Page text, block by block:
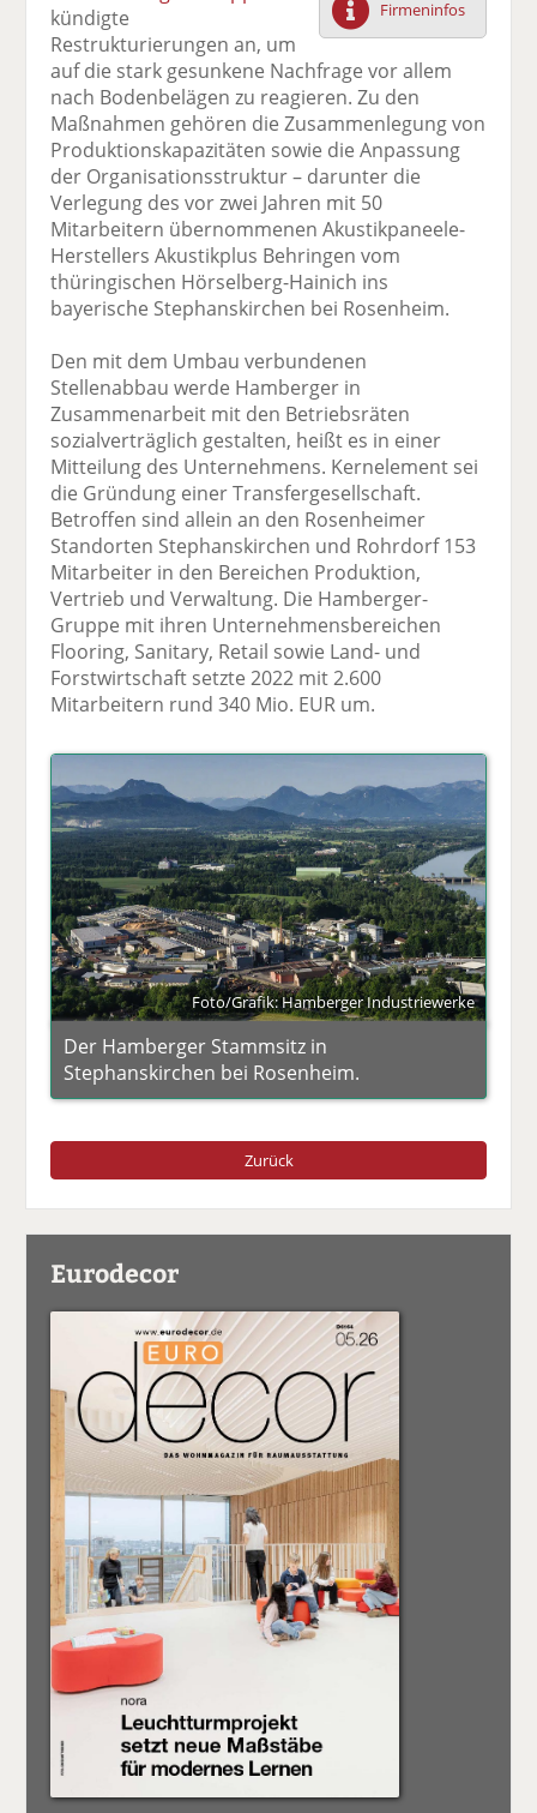
F
ac
e
b
o
o
k
te
il
e
n
tt
er
n
Li
n
k
e
di
n
te
e
E
m
ai
v
er
d
ck
e
Firmeninfos
kündigte
Restrukturierungen an, um
auf die stark gesunkene Nachfrage vor allem
nach Bodenbelägen zu reagieren. Zu den
Maßnahmen gehören die Zusammenlegung von
Produktionskapazitäten sowie die Anpassung
der Organisationsstruktur – darunter die
Verlegung des vor zwei Jahren mit 50
Mitarbeitern übernommenen Akustikpaneele-
Herstellers Akustikplus Behringen vom
thüringischen Hörselberg-Hainich ins
bayerische Stephanskirchen bei Rosenheim.
Den mit dem Umbau verbundenen
Stellenabbau werde Hamberger in
Zusammenarbeit mit den Betriebsräten
sozialverträglich gestalten, heißt es in einer
Mitteilung des Unternehmens. Kernelement sei
die Gründung einer Transfergesellschaft.
Betroffen sind allein an den Rosenheimer
Standorten Stephanskirchen und Rohrdorf 153
Mitarbeiter in den Bereichen Produktion,
Vertrieb und Verwaltung. Die Hamberger-
Gruppe mit ihren Unternehmensbereichen
Flooring, Sanitary, Retail sowie Land- und
Forstwirtschaft setzte 2022 mit 2.600
Mitarbeitern rund 340 Mio. EUR um.
Foto/Grafik: Hamberger Industriewerke
Der Hamberger Stammsitz in
Stephanskirchen bei Rosenheim.
Zurück
Eurodecor